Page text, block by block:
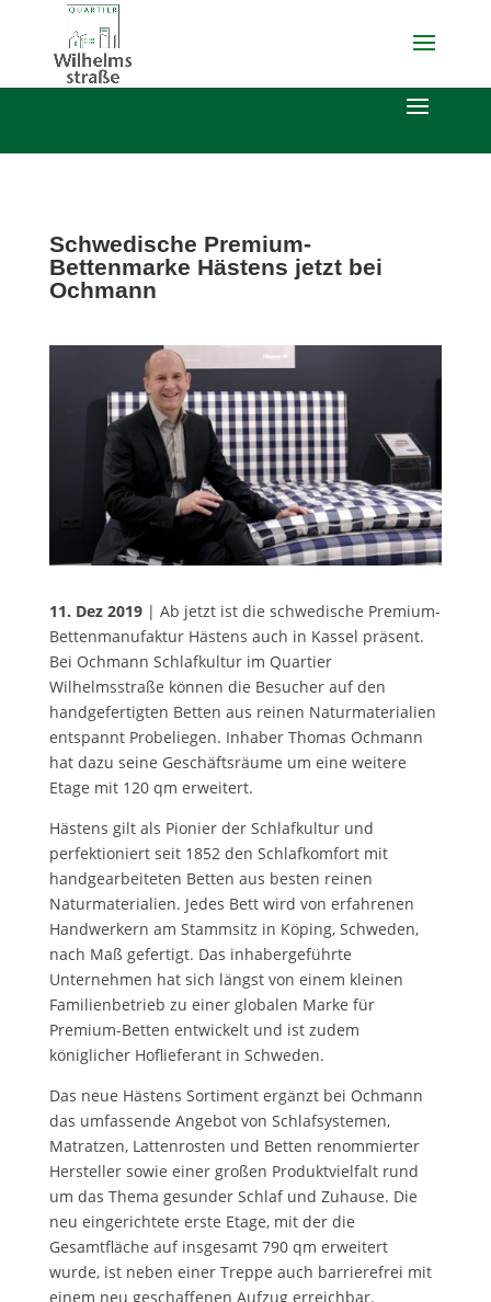
Schwedische Premium-
Bettenmarke Hästens jetzt bei
Ochmann
11. Dez 2019| Ab jetzt ist die schwedische Premium-
Bettenmanufaktur Hästens auch in Kassel präsent.
Bei Ochmann Schlafkultur im Quartier
Wilhelmsstraße können die Besucher auf den
handgefertigten Betten aus reinen Naturmaterialien
entspannt Probeliegen. Inhaber Thomas Ochmann
hat dazu seine Geschäftsräume um eine weitere
Etage mit 120 qm erweitert.
Hästens gilt als Pionier der Schlafkultur und
perfektioniert seit 1852 den Schlafkomfort mit
handgearbeiteten Betten aus besten reinen
Naturmaterialien. Jedes Bett wird von erfahrenen
Handwerkern am Stammsitz in Köping, Schweden,
nach Maß gefertigt. Das inhabergeführte
Unternehmen hat sich längst von einem kleinen
Familienbetrieb zu einer globalen Marke für
Premium-Betten entwickelt und ist zudem
königlicher Hoflieferant in Schweden.
Das neue Hästens Sortiment ergänzt bei Ochmann
das umfassende Angebot von Schlafsystemen,
Matratzen, Lattenrosten und Betten renommierter
Hersteller sowie einer großen Produktvielfalt rund
um das Thema gesunder Schlaf und Zuhause. Die
neu eingerichtete erste Etage, mit der die
Gesamtfläche auf insgesamt 790 qm erweitert
wurde, ist neben einer Treppe auch barrierefrei mit
einem neu geschaffenen Aufzug erreichbar.